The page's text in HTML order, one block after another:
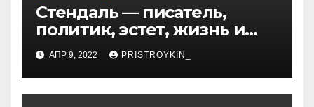
Стендаль — писатель,
политик, эстет, жизнь и
творчество одного из
величайших литературных
гении XIX века
АПР 9, 2022 PRISTROYKIN_